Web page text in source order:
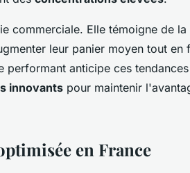
commerciale. Elle témoigne de la
leur panier moyen tout en
performant anticipe ces
innovants pour maintenir
en France